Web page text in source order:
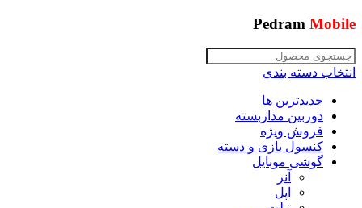
Pedram Mobile
انتخاب دسته بندی
جدیدترین ها
دوربین مداربسته
فروش ویژه
کنسول بازی و دسته
گوشی موبایل
آنر
اپل